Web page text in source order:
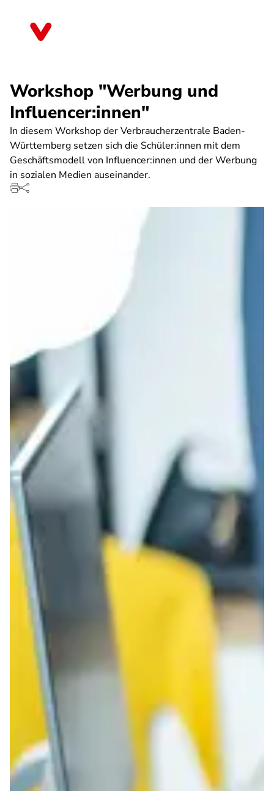
Workshop "Werbung und
Influencer:innen"
In diesem Workshop der Verbraucherzentrale Baden-
Württemberg setzen sich die Schüler:innen mit dem
Geschäftsmodell von Influencer:innen und der Werbung
in sozialen Medien auseinander.